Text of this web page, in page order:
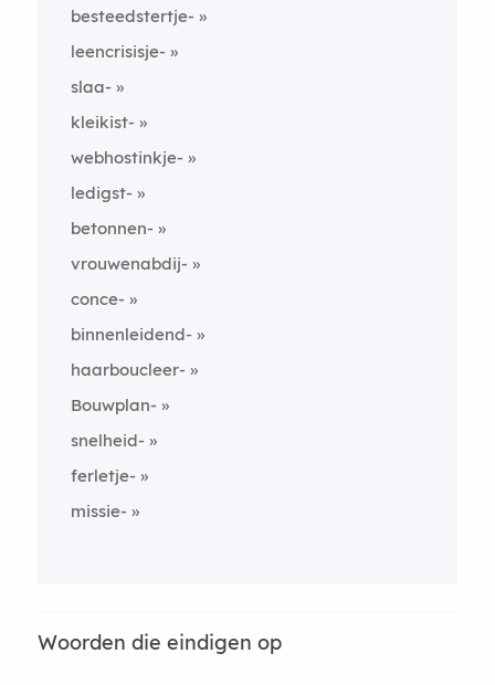
besteedstertje-
leencrisisje-
slaa-
kleikist-
webhostinkje-
ledigst-
betonnen-
vrouwenabdij-
conce-
binnenleidend-
haarboucleer-
Bouwplan-
snelheid-
ferletje-
missie-
Woorden die eindigen op